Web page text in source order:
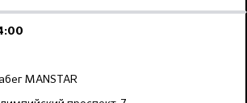
MANSTAR